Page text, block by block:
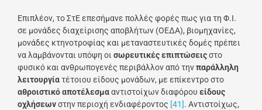
Επιπλέον, το ΣτΕ επεσήμανε πολλές φορές πως για τη Φ.Ι.
σε μονάδες διαχείρισης αποβλήτων (ΟΕΔΑ), βιομηχανίες,
μονάδες κτηνοτροφίας και μεταναστευτικές δομές πρέπει
να λαμβάνονται υπόψη οι σωρευτικές επιπτώσειςστο
φυσικό και ανθρωπογενές περιβάλλον από τηνπαράλληλη
λειτουργίατέτοιου είδους μονάδων, με επίκεντρο στο
αθροιστικό αποτέλεσμααντιστοίχων διαφόρου είδους
οχλήσεωνστην περιοχή ενδιαφέροντος [41]. Αντιστοίχως,